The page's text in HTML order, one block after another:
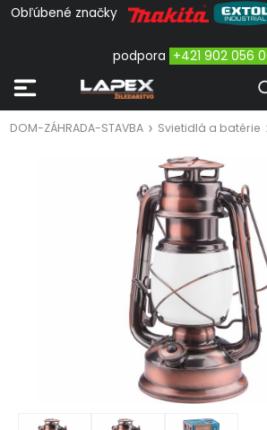
Obľúbené značky
podpora +421 902 056
DOM-ZÁHRADA-STAVBA Svietidlá a batérie